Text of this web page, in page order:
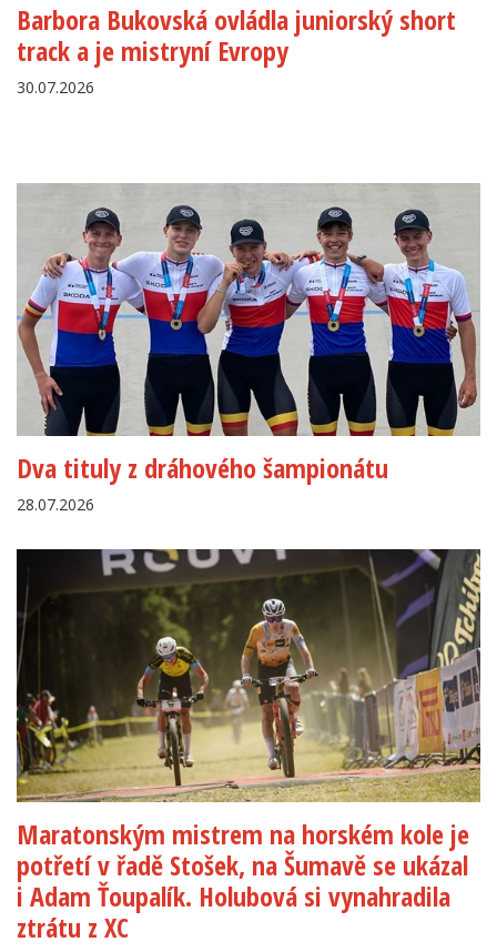
Barbora Bukovská ovládla juniorský short
track a je mistryní Evropy
30.07.2026
Dva tituly z dráhového šampionátu
28.07.2026
Maratonským mistrem na horském kole je
potřetí v řadě Stošek, na Šumavě se ukázal
i Adam Ťoupalík. Holubová si vynahradila
ztrátu z XC